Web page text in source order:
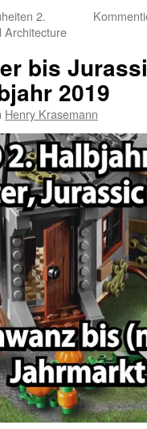
2.
Architecture
bis
2019
Henry Krasemann